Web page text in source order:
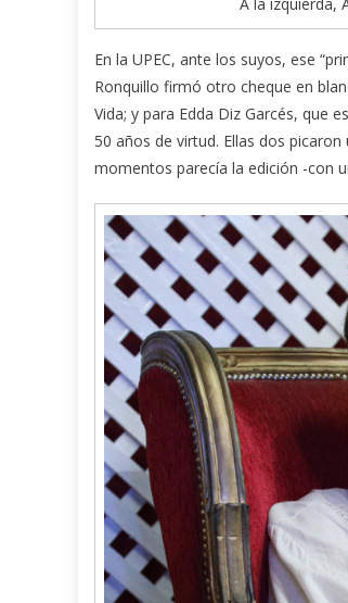
En la UPEC, ante los suyos, ese
Ronquillo firmó otro cheque en
Vida; y para Edda Diz Garcés, que
50 años de virtud. Ellas dos
momentos parecía la edición -con